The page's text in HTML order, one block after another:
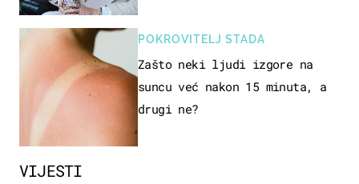
VIJESTI
POKROVITELJ STADA
Zašto neki ljudi izgore na
suncu već nakon 15 minuta, a
drugi ne?